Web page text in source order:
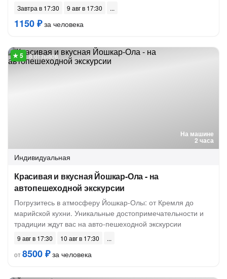
Завтра в 17:30 9 авг в 17:30
1150 ₽за человека
На машине
2 часа
8 отзывов
Индивидуальная
Красивая и вкусная Йошкар-Ола - на
автопешеходной экскурсии
Погрузитесь в атмосферу Йошкар-Олы: от Кремля до
марийской кухни. Уникальные достопримечательности и
традиции ждут вас на авто-пешеходной экскурсии
9 авг в 17:30
10 авг в 17:30
от8500 ₽за человека